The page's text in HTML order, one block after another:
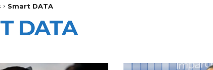
Smart DATA
DATA